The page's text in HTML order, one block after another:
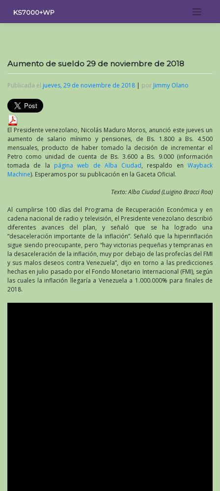
contenido
KS7000+WP
Aumento de sueldo 29 de noviembre de 2018
Publicada el jueves, 29 de noviembre de 2018 | por Jimmy Olano
El Presidente venezolano, Nicolás Maduro Moros, anunció este jueves un
aumento de salario mínimo y pensiones, de Bs. 1.800 a Bs. 4.500
mensuales, producto de haber tomado la decisión de incrementar el
Petro como unidad de cuenta de Bs. 3.600 a Bs. 9.000 (información
tomada de la página web de Alba Ciudad, respaldo enWayback
Machine). Esperamos por su publicación en la Gaceta Oficial.
Texto: Alba Ciudad (Luigino Bracci Roa)
Al cumplirse 100 días del Programa de Recuperación Económica y en
cadena nacional de radio y televisión, el Presidente venezolano describió
diferentes avances del plan, y señaló que se ha logrado una
“desaceleración importante de la inflación”. Señaló que la hiperinflación
sigue siendo preocupante, pero “hay victorias pequeñas y tempranas en
la desaceleración de la inflación, muy por debajo de las profecías del FMI
y sus malos deseos contra Venezuela”, dijo en torno a las predicciones
hechas en julio pasado por el Fondo Monetario Internacional (FMI), según
las cuales la inflación llegaría a Venezuela a 1.000.000% para finales de
2018.